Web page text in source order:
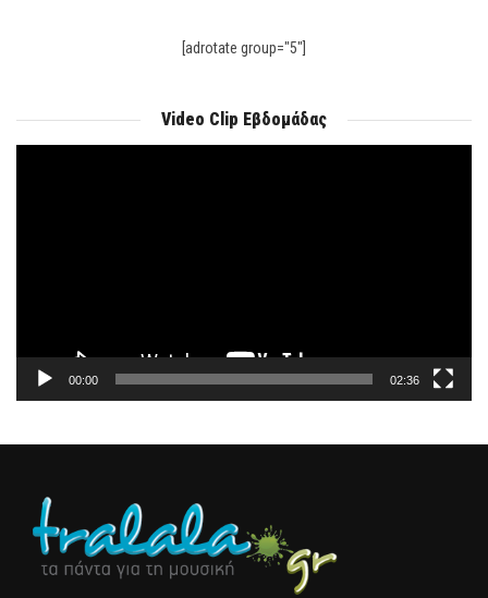
[adrotate group="5"]
Video Clip Εβδομάδας
00:00 02:36